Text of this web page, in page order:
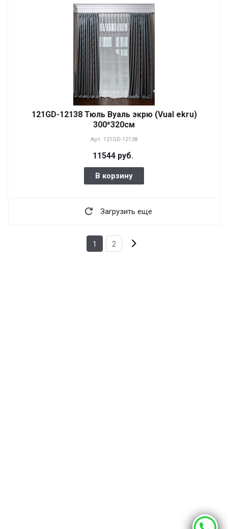
121GD-12138 Тюль Вуаль экрю (Vual ekru)
300*320см
Арт. 121GD-12138
11544 руб.
В корзину
Загрузить еще
1 2